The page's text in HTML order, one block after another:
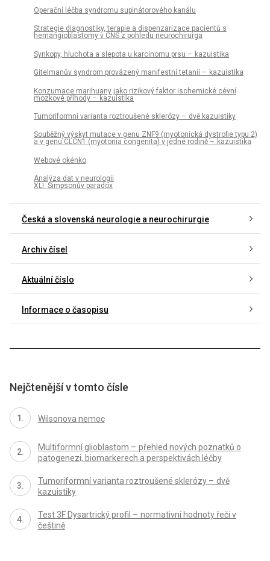
Operační léčba syndromu supinátorového kanálu
Strategie dia­gnostiky, terapie a dispenzarizace pacientů s
hemangioblastomy v CNS z pohledu neurochirurga
Synkopy, hluchota a slepota u karcinomu prsu – kazuistika
Gitelmanův syndrom provázený manifestní tetanií – kazuistika
Konzumace marihuany jako rizikový faktor ischemické cévní
mozkové příhody – kazuistika
Tumoriformní varianta roztroušené sklerózy – dvě kazuistiky
Souběžný výskyt mutace v genu ZNF9 (myotonická dystrofie typu 2)
a v genu CLCN1 (myotonia congenita) v jedné rodině – kazuistika
Webové okénko
Analýza dat v neurologii
XLI. Simpsonův paradox
Česká a slovenská neurologie a neurochirurgie
Archiv čísel
Aktuální číslo
Informace o časopisu
Nejčtenější v tomto čísle
Wilsonova nemoc
Multiformní glioblastom – přehled nových poznatků o
patogenezi, bio­markerech a perspektivách léčby
Tumoriformní varianta roztroušené sklerózy – dvě
kazuistiky
Test 3F Dysartrický profil – normativní hodnoty řeči v
češtině